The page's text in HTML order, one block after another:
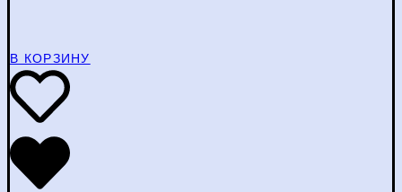
В КОРЗИНУ